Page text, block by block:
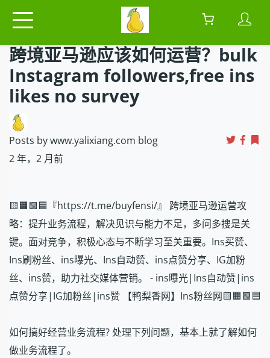
跨境亚马逊应该如何运营？bulk
Instagram followers,free ins
likes no survey
Posts by www.yalixiang.com blog
2 年，2 月前
🟨🟧🟩🟦『https://t.me/buyfensi/』 跨境亚马逊运营攻
略：提升业务流程，解决见识与能力不足，多问多搜是关
键。面对竞争，积极心态与不断学习至关重要。Ins买赞、
Ins刷粉丝、ins曝光、Ins自动赞、ins点赞分享、IG加粉
丝、ins赞，助力社交媒体营销。 - ins曝光|Ins自动赞|ins
点赞分享|IG加粉丝|ins赞 【鸭梨香网】Ins粉丝网🟨🟧🟩🟦
如何搞好经营业务流程? 处理下列问题，基本上就了解如何
做业务流程了。